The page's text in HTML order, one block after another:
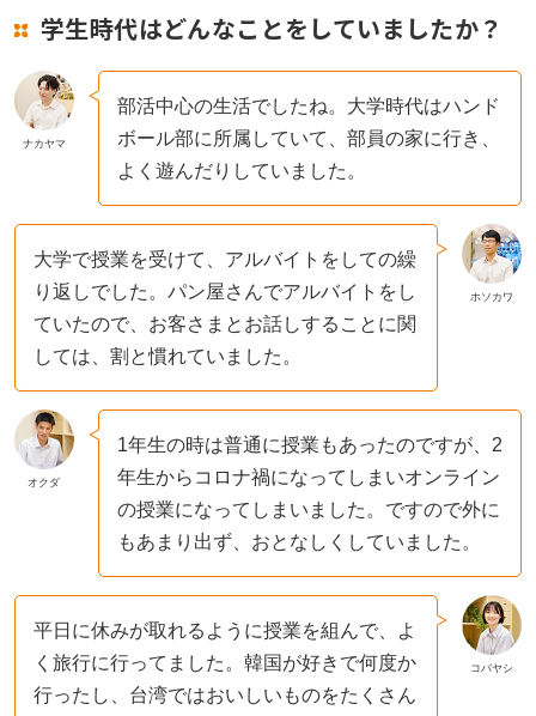
学生時代はどんなことをしていましたか？
ナカヤマ
部活中心の生活でしたね。大学時代はハンド
ボール部に所属していて、部員の家に行き、
よく遊んだりしていました。
ホソカワ
大学で授業を受けて、アルバイトをしての繰
り返しでした。パン屋さんでアルバイトをし
ていたので、お客さまとお話しすることに関
しては、割と慣れていました。
オクダ
1年生の時は普通に授業もあったのですが、2
年生からコロナ禍になってしまいオンライン
の授業になってしまいました。ですので外に
もあまり出ず、おとなしくしていました。
コバヤシ
平日に休みが取れるように授業を組んで、よ
く旅行に行ってました。韓国が好きで何度か
行ったし、台湾ではおいしいものをたくさん